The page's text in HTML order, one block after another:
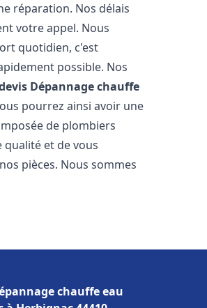
réparation. Nos délais
votre appel. Nous
quotidien, c'est
possible. Nos
Dépannage chauffe
pourrez ainsi avoir une
de plombiers
et de vous
pièces. Nous sommes
chauffe eau